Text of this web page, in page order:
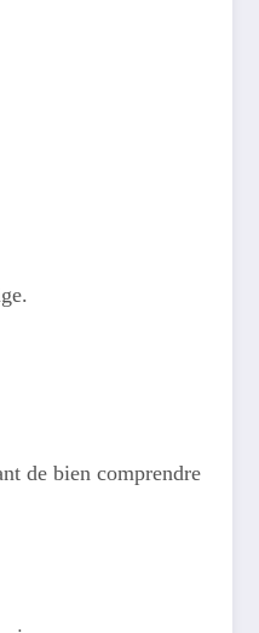
de bien comprendre